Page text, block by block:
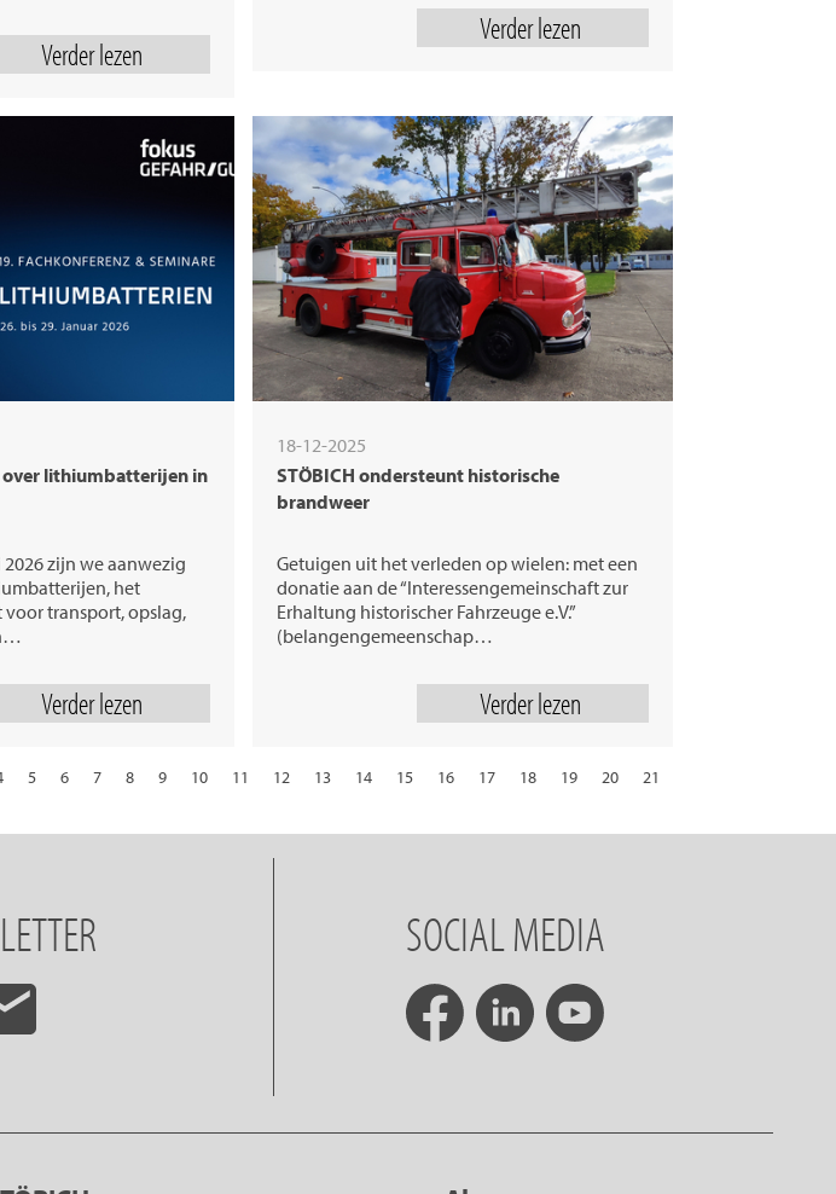
Verder lezen
Verder lezen
over lithiumbatterijen in
zijn we aanwezig
het
transport, opslag,
Verder lezen
18-12-2025
STÖBICH ondersteunt historische
brandweer
Getuigen uit het verleden op wielen: met een
donatie aan de “Interessengemeinschaft zur
Erhaltung historischer Fahrzeuge e.V.”
(belangengemeenschap…
Verder lezen
5 6 7 8 9 10 11 12 13 14 15 16 17 18 19 20
21
SOCIAL MEDIA